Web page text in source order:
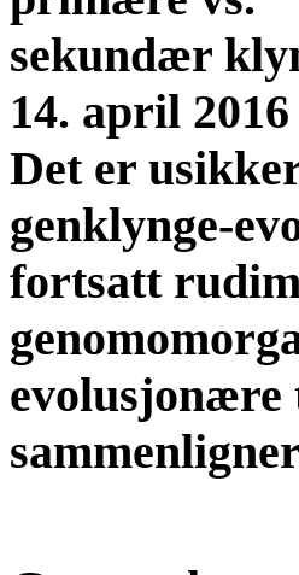
sekundær
14. april 2016
Det er
genklynge-
fortsatt
evolusjonære